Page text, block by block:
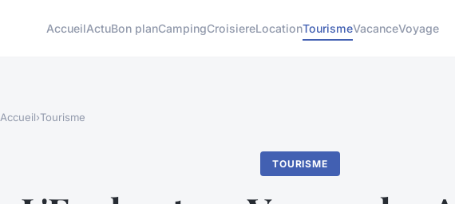
AccueilActuBon planCampingCroisiereLocationTourismeVacanceVoyage
Accueil›Tourisme
TOURISME